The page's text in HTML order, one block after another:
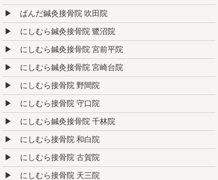
ぱんだ鍼灸接骨院 吹田院
にしむら鍼灸接骨院 鷺沼院
にしむら鍼灸接骨院 宮前平院
にしむら鍼灸接骨院 宮崎台院
にしむら接骨院 野間院
にしむら接骨院 守口院
にしむら鍼灸接骨院 千林院
にしむら接骨院 和白院
にしむら接骨院 古賀院
にしむら接骨院 天三院